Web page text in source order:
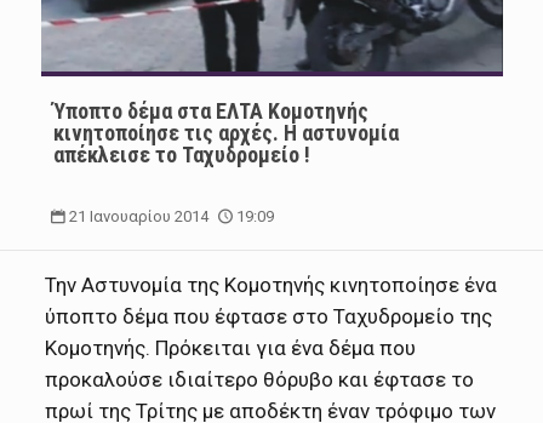
Ύποπτο δέμα στα ΕΛΤΑ Κομοτηνής
κινητοποίησε τις αρχές. Η αστυνομία
απέκλεισε το Ταχυδρομείο !
21 Ιανουαρίου 2014 19:09
Την Αστυνομία της Κομοτηνής κινητοποίησε ένα
ύποπτο δέμα που έφτασε στο Ταχυδρομείο της
Κομοτηνής. Πρόκειται για ένα δέμα που
προκαλούσε ιδιαίτερο θόρυβο και έφτασε το
πρωί της Τρίτης με αποδέκτη έναν τρόφιμο των